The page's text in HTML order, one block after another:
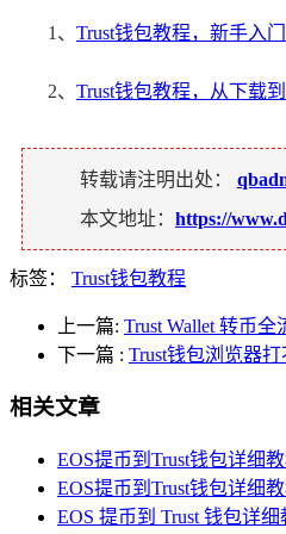
1、 Trust钱包教程，新手入
2、 Trust钱包教程，从下载
转载请注明出处：
本文地址： https://
标签： Trust钱包教程
上一篇: Trust Wallet 转币全
下一篇 : Trust钱包浏览器
相关文章
EOS提币到Trust钱包详细
EOS提币到Trust钱包详细
EOS 提币到 Trust 钱包详细